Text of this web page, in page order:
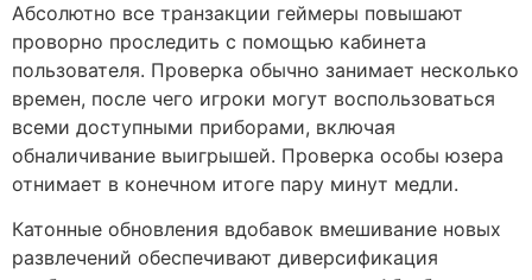
Абсолютно все транзакции геймеры повышают
проворно проследить с помощью кабинета
пользователя. Проверка обычно занимает несколько
времен, после чего игроки могут воспользоваться
всеми доступными приборами, включая
обналичивание выигрышей. Проверка особы юзера
отнимает в конечном итоге пару минут медли.
Катонные обновления вдобавок вмешивание новых
развлечений обеспечивают диверсификация